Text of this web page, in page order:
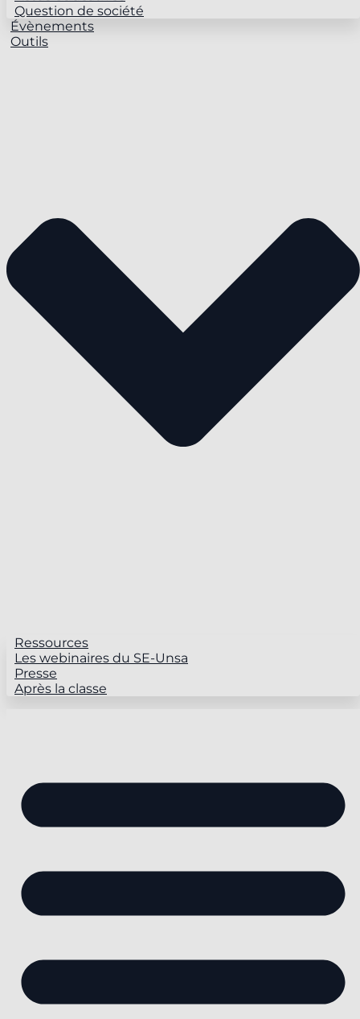
Question de société
Évènements
Outils
Ressources
Les webinaires du SE-Unsa
Presse
Après la classe